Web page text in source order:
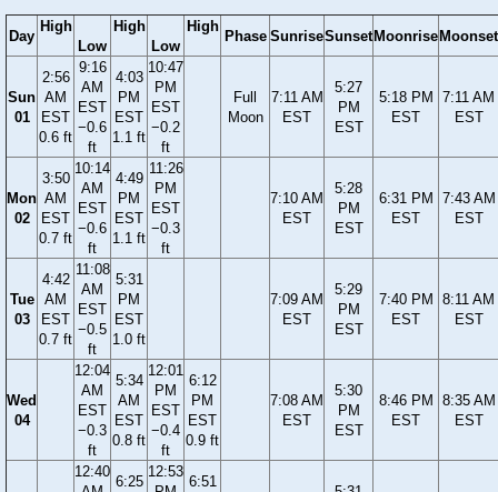
Day
High
Low
High
Low
High
Phase SunriseSunset Moonrise Moonset
Sun
01
2:56
AM
EST
0.6 ft
9:16
AM
EST
−0.6
ft
4:03
PM
EST
1.1 ft
10:47
PM
EST
−0.2
ft
Full
Moon
7:11 AM
EST
5:27
PM
EST
5:18 PM
EST
7:11 AM
EST
Mon
02
3:50
AM
EST
0.7 ft
10:14
AM
EST
−0.6
ft
4:49
PM
EST
1.1 ft
11:26
PM
EST
−0.3
ft
7:10 AM
EST
5:28
PM
EST
6:31 PM
EST
7:43 AM
EST
Tue
03
4:42
AM
EST
0.7 ft
11:08
AM
EST
−0.5
ft
5:31
PM
EST
1.0 ft
7:09 AM
EST
5:29
PM
EST
7:40 PM
EST
8:11 AM
EST
Wed
04
12:04
AM
EST
−0.3
ft
5:34
AM
EST
0.8 ft
12:01
PM
EST
−0.4
ft
6:12
PM
EST
0.9 ft
7:08 AM
EST
5:30
PM
EST
8:46 PM
EST
8:35 AM
EST
12:40
6:25
12:53
6:51